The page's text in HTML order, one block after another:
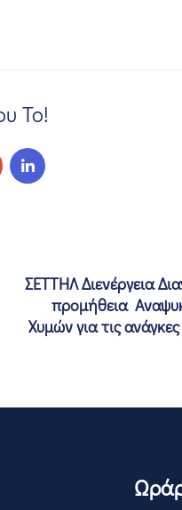
Το!
ΣΕΤΤΗΛ Διενέργεια
προμήθεια
Χυμών για τις